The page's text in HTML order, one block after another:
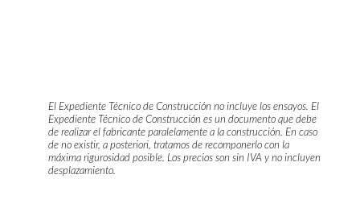
El Expediente Técnico de Construcción no incluye los ensayos. El
Expediente Técnico de Construcción es un documento que debe
de realizar el fabricante paralelamente a la construcción. En caso
de no existir, a posteriori, tratamos de recomponerlo con la
máxima rigurosidad posible. Los precios son sin IVA y no incluyen
desplazamiento.